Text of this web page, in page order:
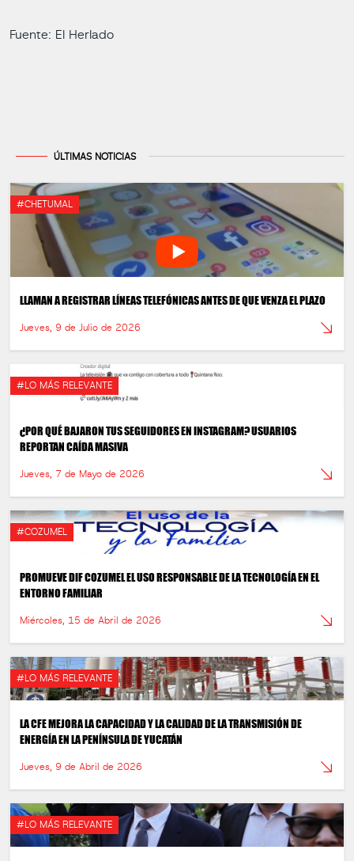
Fuente: El Herlado
ÚLTIMAS NOTICIAS
#CHETUMAL
LLAMAN A REGISTRAR LÍNEAS TELEFÓNICAS ANTES DE QUE VENZA EL PLAZO
Jueves, 9 de Julio de 2026
#LO MÁS RELEVANTE
¿POR QUÉ BAJARON TUS SEGUIDORES EN INSTAGRAM? USUARIOS
REPORTAN CAÍDA MASIVA
Jueves, 7 de Mayo de 2026
#COZUMEL
PROMUEVE DIF COZUMEL EL USO RESPONSABLE DE LA TECNOLOGÍA EN EL
ENTORNO FAMILIAR
Miércoles, 15 de Abril de 2026
#LO MÁS RELEVANTE
LA CFE MEJORA LA CAPACIDAD Y LA CALIDAD DE LA TRANSMISIÓN DE
ENERGÍA EN LA PENÍNSULA DE YUCATÁN
Jueves, 9 de Abril de 2026
#LO MÁS RELEVANTE